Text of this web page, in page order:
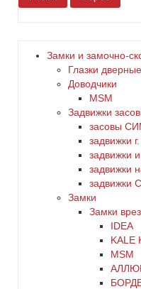
белый
желтый
Замки и замочно-
Глазки дверные
Доводчики
MSM
Задвижки
заcовы
задвижки
задвижки
задвижки
задвижки
Замки
Замки
IDEA
KALE
MSM